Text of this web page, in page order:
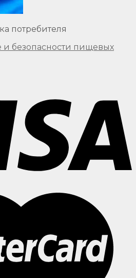
потребителя
и безопасности пищевых